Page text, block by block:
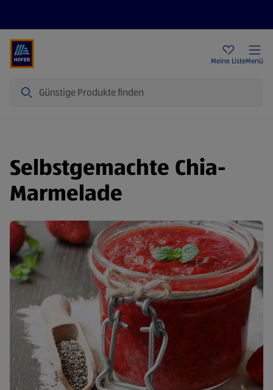
Meine ListeMenü
Selbstgemachte Chia-
Marmelade